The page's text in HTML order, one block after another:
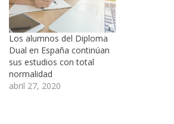
Los alumnos del Diploma
Dual en España continúan
sus estudios con total
normalidad
abril 27, 2020